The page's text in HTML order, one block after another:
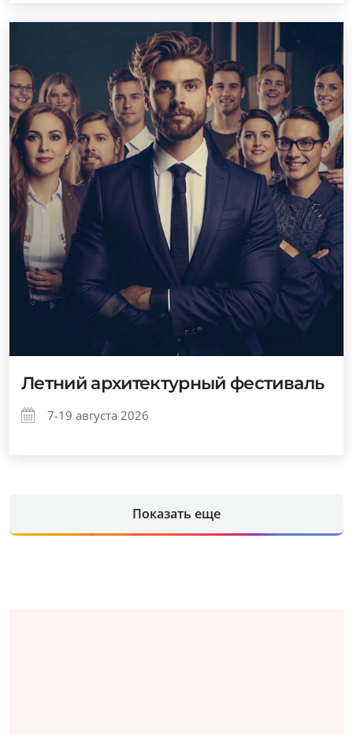
Летний архитектурный фестиваль
7-19 августа 2026
Показать еще